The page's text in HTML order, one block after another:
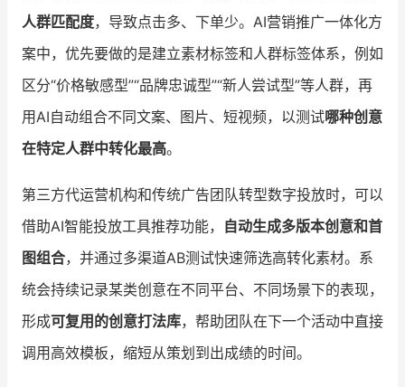
人群匹配度，导致点击多、下单少。AI营销推广一体化方
案中，优先要做的是建立素材标签和人群标签体系，例如
区分“价格敏感型”“品牌忠诚型”“新人尝试型”等人群，再
用AI自动组合不同文案、图片、短视频，以测试哪种创意
在特定人群中转化最高。
第三方代运营机构和传统广告团队转型数字投放时，可以
借助AI智能投放工具推荐功能， 自动生成多版本创意和首
图组合，并通过多渠道AB测试快速筛选高转化素材。系
统会持续记录某类创意在不同平台、不同场景下的表现，
形成可复用的创意打法库，帮助团队在下一个活动中直接
调用高效模板，缩短从策划到出成绩的时间。